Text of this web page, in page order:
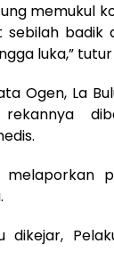
sebilah
luka,” tutur
Ogen, La
melaporkan
dikejar,